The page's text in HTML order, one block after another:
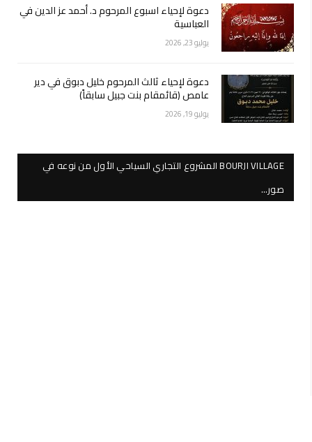
دعوة لإحياء اسبوع المرحوم د. أحمد عز الدين في
العباسية
يوليو 23, 2026
دعوة لإحياء ثالث المرحوم خليل دبوق في دير
عامص (قائمقام بنت جبيل سابقاً)
يوليو 19, 2026
BOURJI VILLAGE المشروع التجاري السياحي الأول من نوعه في
صور…